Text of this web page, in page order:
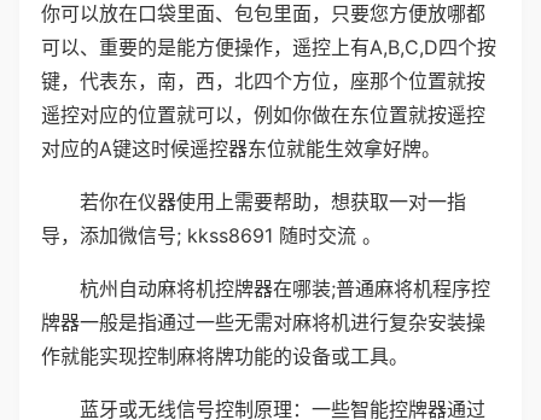
你可以放在口袋里面、包包里面，只要您方便放哪都
可以、重要的是能方便操作，遥控上有A,B,C,D四个按
键，代表东，南，西，北四个方位，座那个位置就按
遥控对应的位置就可以，例如你做在东位置就按遥控
对应的A键这时候遥控器东位就能生效拿好牌。
若你在仪器使用上需要帮助，想获取一对一指
导，添加微信号; kkss8691 随时交流 。
杭州自动麻将机控牌器在哪装;普通麻将机程序控
牌器一般是指通过一些无需对麻将机进行复杂安装操
作就能实现控制麻将牌功能的设备或工具。
蓝牙或无线信号控制原理：一些智能控牌器通过